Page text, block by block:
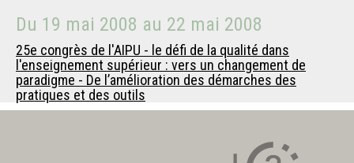
Du 19 mai 2008 au 22 mai 2008
25e congrès de l'AIPU - le défi de la qualité dans
l'enseignement supérieur : vers un changement de
paradigme - De l’amélioration des démarches des
pratiques et des outils